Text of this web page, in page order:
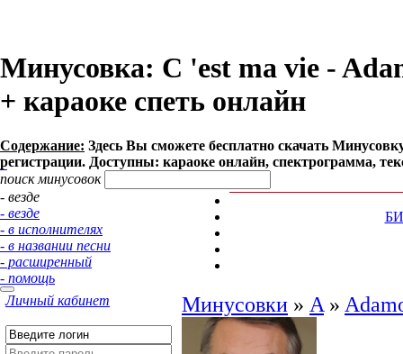
Минусовка: C 'est ma vie -
+ караоке спеть онлайн
Содержание: Здесь Вы сможете бесплатно cкачать
регистрации. Доступны: караоке онлайн, спектрограмма,
поиск минусовок
- везде
- везде
- в исполнителях
- в названии песни
- расширенный
- помощь
Личный кабинет Минусовки » A »